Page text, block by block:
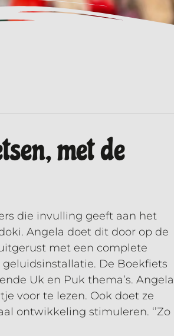
met de
die invulling geeft aan het
Angela doet dit door op de
met een complete
De Boekfiets
Uk en Puk thema’s. Angela
voor te lezen. Ook doet ze
ontwikkeling stimuleren. ‘’Zo